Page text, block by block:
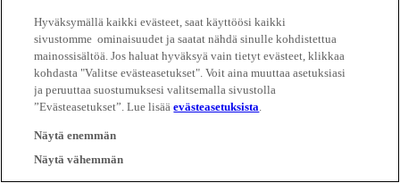
Hyväksymällä kaikki evästeet, saat käyttöösi kaikki
sivustomme ominaisuudet ja saatat nähdä sinulle kohdistettua
mainossisältöä. Jos haluat hyväksyä vain tietyt evästeet, klikkaa
kohdasta "Valitse evästeasetukset". Voit aina muuttaa asetuksiasi
ja peruuttaa suostumuksesi valitsemalla sivustolla
”Evästeasetukset”. Lue lisääevästeasetuksista
Näytä enemmän
Näytä vähemmän